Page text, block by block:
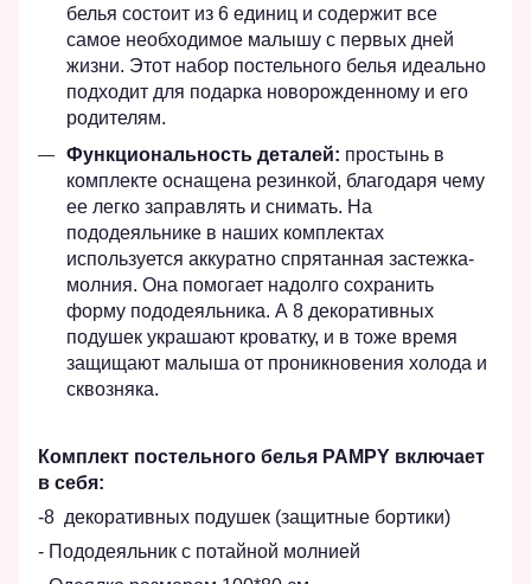
белья состоит из 6 единиц и содержит все
самое необходимое малышу с первых дней
жизни. Этот набор постельного белья идеально
подходит для подарка новорожденному и его
родителям.
Функциональность деталей: простынь в
комплекте оснащена резинкой, благодаря чему
ее легко заправлять и снимать. На
пододеяльнике в наших комплектах
используется аккуратно спрятанная застежка-
молния. Она помогает надолго сохранить
форму пододеяльника. А 8 декоративных
подушек украшают кроватку, и в тоже время
защищают малыша от проникновения холода и
сквозняка.
Комплект постельного белья PAMPY включает
в себя:
-8 декоративных подушек (защитные бортики)
- Пододеяльник с потайной молнией